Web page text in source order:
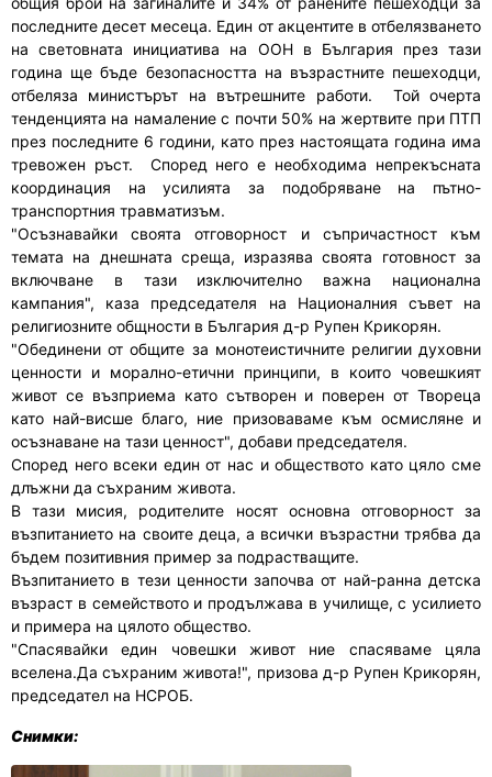
последните десет месеца. Един от акцентите в отбелязването
на световната инициатива на ООН в България през тази
година ще бъде безопасността на възрастните пешеходци,
отбеляза министърът на вътрешните работи. Той очерта
тенденцията на намаление с почти 50% на жертвите при ПТП
през последните 6 години, като през настоящата година има
тревожен ръст. Според него е необходима непрекъсната
координация на усилията за подобряване на пътно-
транспортния травматизъм.
"Осъзнавайки своята отговорност и съпричастност към
темата на днешната среща, изразява своята готовност за
включване в тази изключително важна национална
кампания", каза председателя на Националния съвет на
религиозните общности в България д-р Рупен Крикорян.
"Обединени от общите за монотеистичните религии духовни
ценности и морално-етични принципи, в които човешкият
живот се възприема като сътворен и поверен от Твореца
като най-висше благо, ние призоваваме към осмисляне и
осъзнаване на тази ценност", добави председателя.
Според него всеки един от нас и обществото като цяло сме
длъжни да съхраним живота.
В тази мисия, родителите носят основна отговорност за
възпитанието на своите деца, а всички възрастни трябва да
бъдем позитивния пример за подрастващите.
Възпитанието в тези ценности започва от най-ранна детска
възраст в семейството и продължава в училище, с усилието
и примера на цялото общество.
"Спасявайки един човешки живот ние спасяваме цяла
вселена.Да съхраним живота!", призова д-р Рупен Крикорян,
председател на НСРОБ.
Снимки: